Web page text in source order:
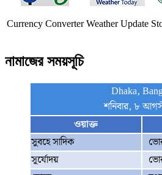
Currency Converter Weather Update
নামাজের সময়সূচি
Dhaka,
শনিবার, ৮
ওয়াক্ত
সুবহে সাদিক
সূর্যোদয়